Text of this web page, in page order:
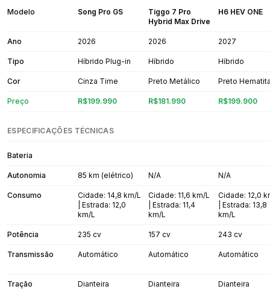
Modelo Song Pro GS
Tiggo 7 Pro
Hybrid Max Drive
H6 HEV ONE
Ano 2026 2026 2027
Tipo Híbrido Plug-in Híbrido Híbrido
Cor Cinza Time Preto Metálico Preto
Preço R$199.990 R$181.990 R$199.900
ESPECIFICAÇÕES TÉCNICAS
Bateria
Autonomia 85 km (elétrico) N/A N/A
Consumo
Cidade: 14,8 km/L
| Estrada: 12,0
km/L
Cidade: 11,6 km/L
| Estrada: 11,4
km/L
Cidade: 12,0
| Estrada: 13,8
km/L
Potência 235 cv 157 cv 243 cv
Transmissão Automático Automático Automático
Tração Dianteira Dianteira Dianteira